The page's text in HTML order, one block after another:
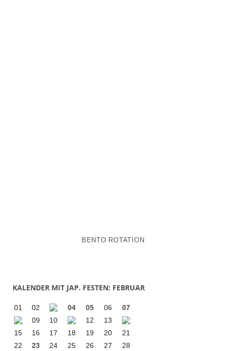
BENTO ROTATION
KALENDER MIT JAP. FESTEN: FEBRUAR
01 02 04 05 06
07
09
10 12
13
15
16 17 18 19 20
21
22
23 24 25 26 27 28